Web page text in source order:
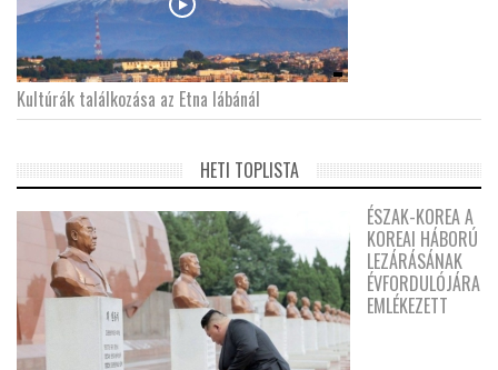
Kultúrák találkozása az Etna lábánál
HETI TOPLISTA
ÉSZAK-KOREA A
KOREAI HÁBORÚ
LEZÁRÁSÁNAK
ÉVFORDULÓJÁRA
EMLÉKEZETT